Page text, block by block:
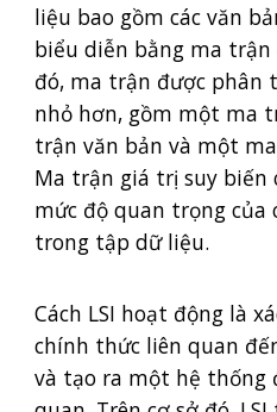
liệu bao gồm các văn
biểu diễn bằng ma trận
đó, ma trận được phân
nhỏ hơn, gồm một ma
trận văn bản và một
Ma trận giá trị suy biến
mức độ quan trọng của
trong tập dữ liệu.
Cách LSI hoạt động là
chính thức liên quan
và tạo ra một hệ thống